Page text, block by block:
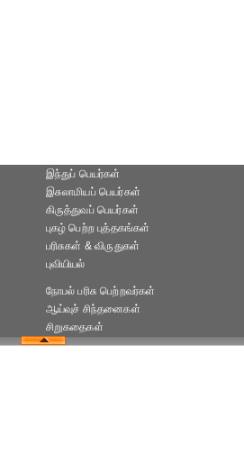
இந்துப் பெயர்கள்
இசுலாமியப் பெயர்கள்
கிருத்துவப் பெயர்கள்
புகழ் பெற்ற புத்தகங்கள்
பரிசுகள் & விருதுகள்
புவியியல்
நோபல் பரிசு‎ பெற்றவர்‎கள்
ஆய்வுச் சிந்தனைகள்
சிறுகதைகள்